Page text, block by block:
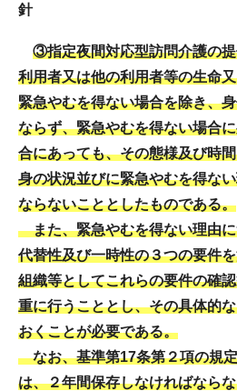
針
③指定夜間対応型訪問介護の
利用者又は他の利用者等の生命
緊急やむを得ない場合を除き、
ならず、緊急やむを得ない場合
合にあっても、その態様及び時
身の状況並びに緊急やむを得な
ならないこととしたものである。
また、緊急やむを得ない理由に
代替性及び一時性の３つの要件
組織等としてこれらの要件の確
重に行うこととし、その具体的
おくことが必要である。
なお、基準第17条第２項の規
は、２年間保存しなければなら